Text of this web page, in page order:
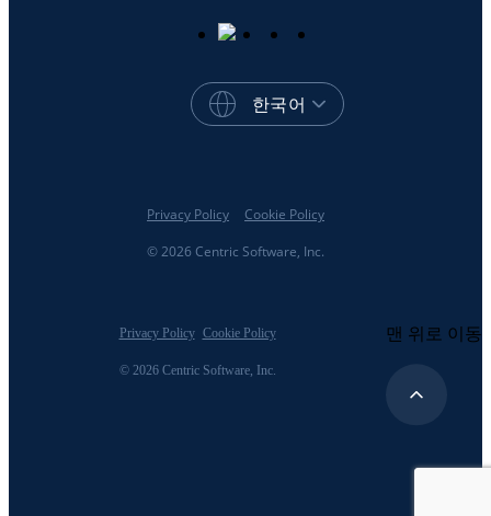
한국어
© 2026 Centric Software, Inc.
Privacy Policy Cookie Policy
© 2026 Centric Software, Inc.
Privacy Policy Cookie Policy 맨 위로 이동